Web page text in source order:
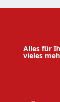
Zum
Alles für
vieles